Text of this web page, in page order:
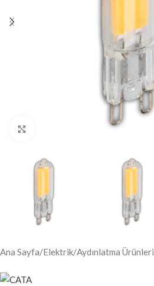
Ana Sayfa/Elektrik/Aydınlatma Ürünleri